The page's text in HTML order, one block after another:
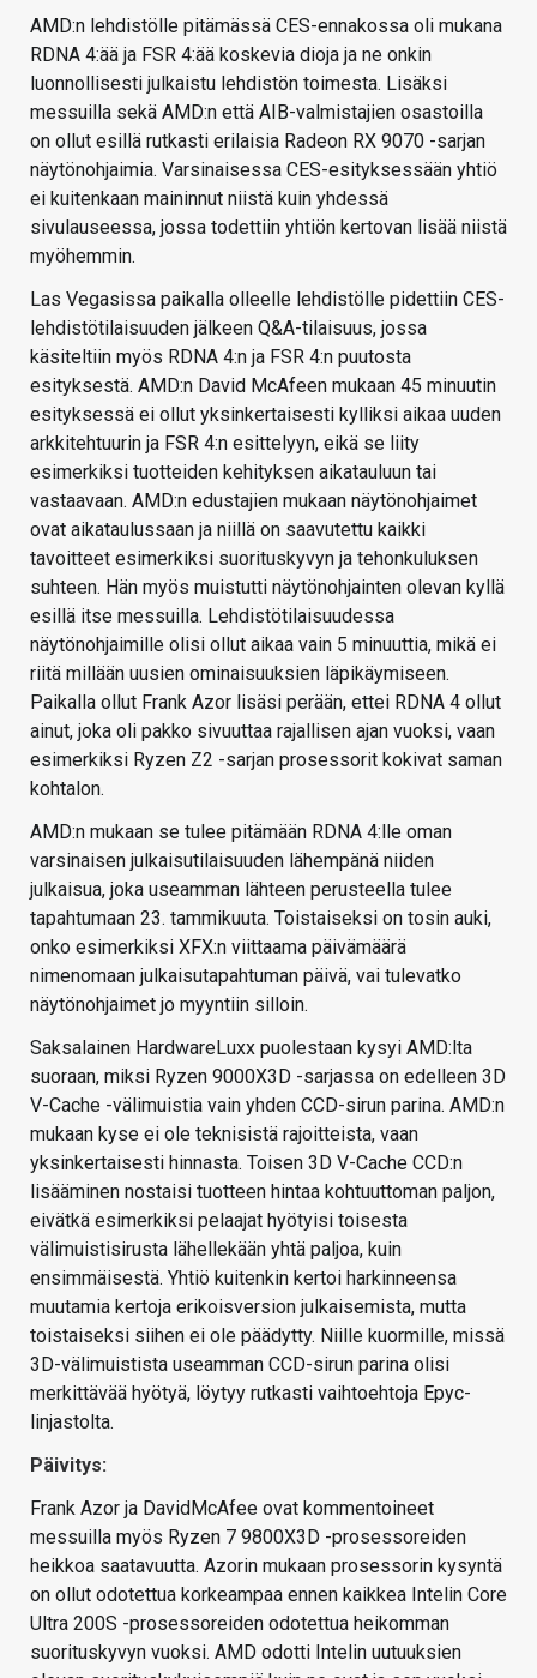
AMD:n lehdistölle pitämässä CES-ennakossa oli mukana
RDNA 4:ää ja FSR 4:ää koskevia dioja ja ne onkin
luonnollisesti julkaistu lehdistön toimesta. Lisäksi
messuilla sekä AMD:n että AIB-valmistajien osastoilla
on ollut esillä rutkasti erilaisia Radeon RX 9070 -sarjan
näytönohjaimia. Varsinaisessa CES-esityksessään yhtiö
ei kuitenkaan maininnut niistä kuin yhdessä
sivulauseessa, jossa todettiin yhtiön kertovan lisää niistä
myöhemmin.
Las Vegasissa paikalla olleelle lehdistölle pidettiin CES-
lehdistötilaisuuden jälkeen Q&A-tilaisuus, jossa
käsiteltiin myös RDNA 4:n ja FSR 4:n puutosta
esityksestä. AMD:n David McAfeen mukaan 45 minuutin
esityksessä ei ollut yksinkertaisesti kylliksi aikaa uuden
arkkitehtuurin ja FSR 4:n esittelyyn, eikä se liity
esimerkiksi tuotteiden kehityksen aikatauluun tai
vastaavaan. AMD:n edustajien mukaan näytönohjaimet
ovat aikataulussaan ja niillä on saavutettu kaikki
tavoitteet esimerkiksi suorituskyvyn ja tehonkuluksen
suhteen. Hän myös muistutti näytönohjainten olevan kyllä
esillä itse messuilla. Lehdistötilaisuudessa
näytönohjaimille olisi ollut aikaa vain 5 minuuttia, mikä ei
riitä millään uusien ominaisuuksien läpikäymiseen.
Paikalla ollut Frank Azor lisäsi perään, ettei RDNA 4 ollut
ainut, joka oli pakko sivuuttaa rajallisen ajan vuoksi, vaan
esimerkiksi Ryzen Z2 -sarjan prosessorit kokivat saman
kohtalon.
AMD:n mukaan se tulee pitämään RDNA 4:lle oman
varsinaisen julkaisutilaisuuden lähempänä niiden
julkaisua, joka useamman lähteen perusteella tulee
tapahtumaan 23. tammikuuta. Toistaiseksi on tosin auki,
onko esimerkiksi XFX:n viittaama päivämäärä
nimenomaan julkaisutapahtuman päivä, vai tulevatko
näytönohjaimet jo myyntiin silloin.
Saksalainen HardwareLuxx puolestaan kysyi AMD:lta
suoraan, miksi Ryzen 9000X3D -sarjassa on edelleen 3D
V-Cache -välimuistia vain yhden CCD-sirun parina. AMD:n
mukaan kyse ei ole teknisistä rajoitteista, vaan
yksinkertaisesti hinnasta. Toisen 3D V-Cache CCD:n
lisääminen nostaisi tuotteen hintaa kohtuuttoman paljon,
eivätkä esimerkiksi pelaajat hyötyisi toisesta
välimuistisirusta lähellekään yhtä paljoa, kuin
ensimmäisestä. Yhtiö kuitenkin kertoi harkinneensa
muutamia kertoja erikoisversion julkaisemista, mutta
toistaiseksi siihen ei ole päädytty. Niille kuormille, missä
3D-välimuistista useamman CCD-sirun parina olisi
merkittävää hyötyä, löytyy rutkasti vaihtoehtoja Epyc-
linjastolta.
Päivitys:
Frank Azor ja DavidMcAfee ovat kommentoineet
messuilla myös Ryzen 7 9800X3D -prosessoreiden
heikkoa saatavuutta. Azorin mukaan prosessorin kysyntä
on ollut odotettua korkeampaa ennen kaikkea Intelin Core
Ultra 200S -prosessoreiden odotettua heikomman
suorituskyvyn vuoksi. AMD odotti Intelin uutuuksien